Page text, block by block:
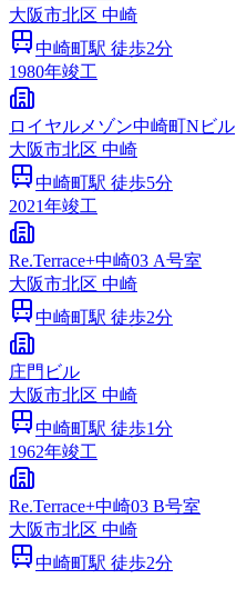
大阪市北区 中崎
中崎町駅 徒歩2分
1980年竣工
ロイヤルメゾン中崎町Nビル
大阪市北区 中崎
中崎町駅 徒歩5分
2021年竣工
Re.Terrace+中崎03 A号室
大阪市北区 中崎
中崎町駅 徒歩2分
庄門ビル
大阪市北区 中崎
中崎町駅 徒歩1分
1962年竣工
Re.Terrace+中崎03 B号室
大阪市北区 中崎
中崎町駅 徒歩2分